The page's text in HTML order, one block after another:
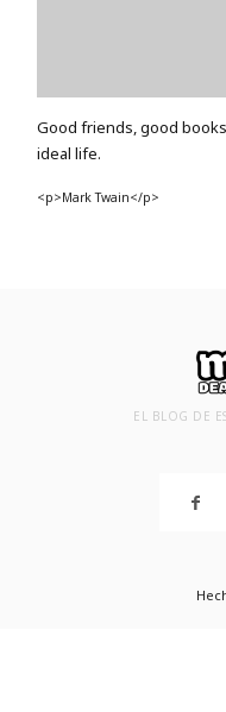
Good friends, good
ideal life.
<p>Mark Twain</p>
EL BLOG DE